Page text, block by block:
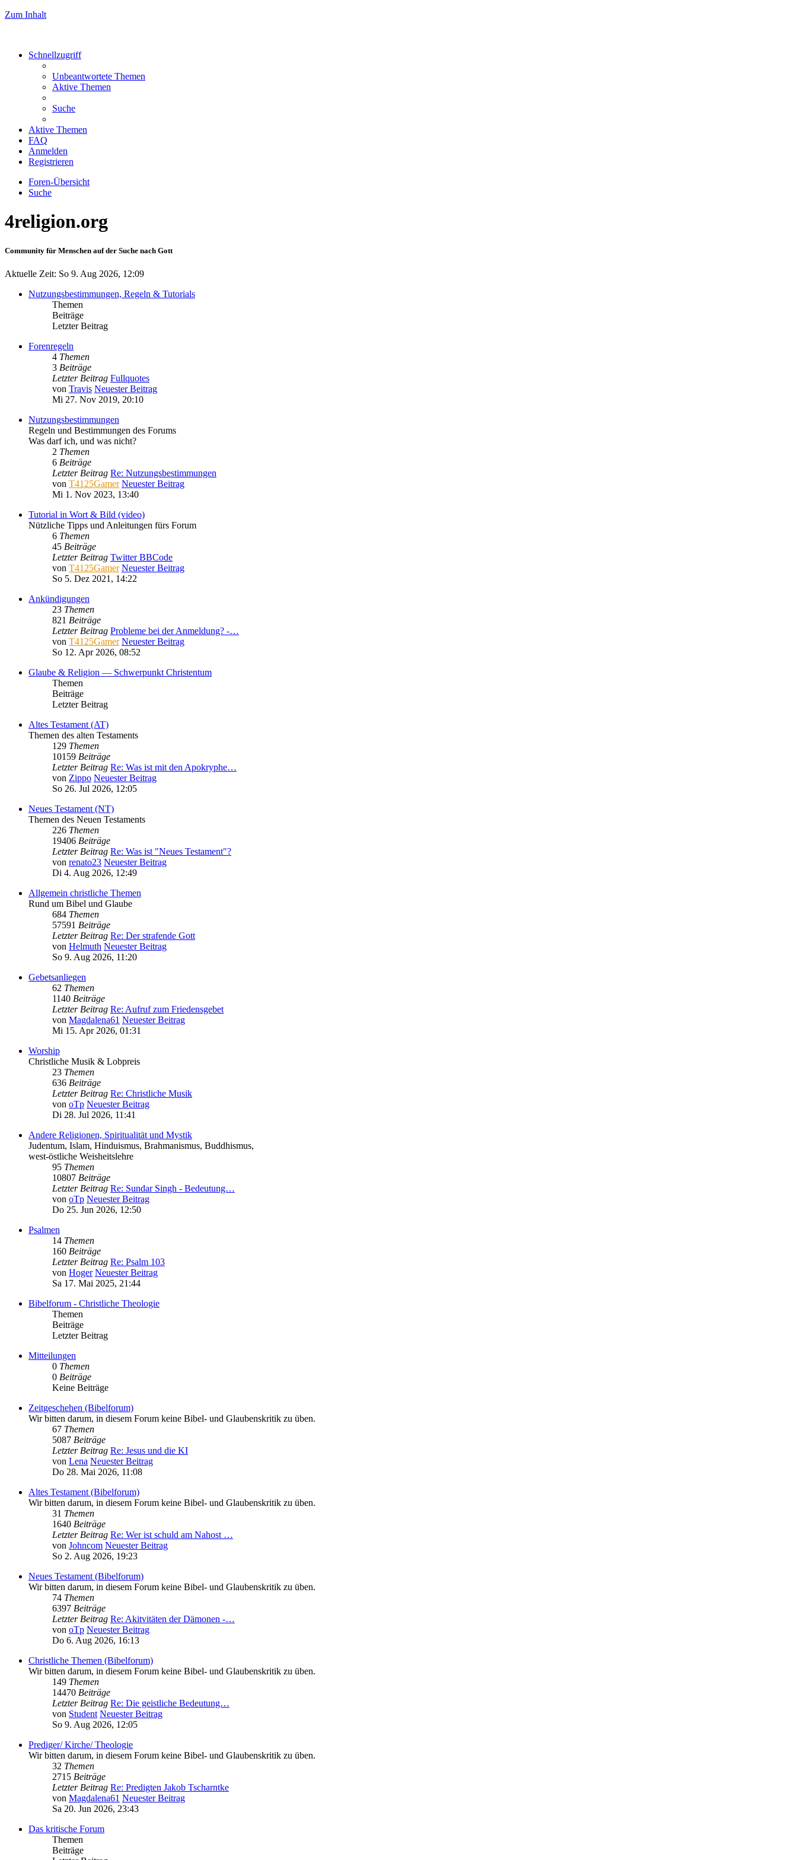
Zum Inhalt
Schnellzugriff
Unbeantwortete Themen
Aktive Themen
Suche
Aktive Themen
FAQ
Anmelden
Registrieren
Foren-Übersicht
Suche
4religion.org
Community für Menschen auf der Suche nach Gott
Aktuelle Zeit: So 9. Aug 2026, 12:09
Nutzungsbestimmungen, Regeln & Tutorials
Themen
Beiträge
Letzter Beitrag
Forenregeln
4 Themen
3 Beiträge
Letzter Beitrag Fullquotes
von Travis Neuester Beitrag
Mi 27. Nov 2019, 20:10
Nutzungsbestimmungen
Regeln und Bestimmungen des Forums
Was darf ich, und was nicht?
2 Themen
6 Beiträge
Letzter Beitrag Re: Nutzungsbestimmungen
von T4125Gamer Neuester Beitrag
Mi 1. Nov 2023, 13:40
Tutorial in Wort & Bild (video)
Nützliche Tipps und Anleitungen fürs Forum
6 Themen
45 Beiträge
Letzter Beitrag Twitter BBCode
von T4125Gamer Neuester Beitrag
So 5. Dez 2021, 14:22
Ankündigungen
23 Themen
821 Beiträge
Letzter Beitrag Probleme bei der Anmeldung? -…
von T4125Gamer Neuester Beitrag
So 12. Apr 2026, 08:52
Glaube & Religion — Schwerpunkt Christentum
Themen
Beiträge
Letzter Beitrag
Altes Testament (AT)
Themen des alten Testaments
129 Themen
10159 Beiträge
Letzter Beitrag Re: Was ist mit den Apokryphe…
von Zippo Neuester Beitrag
So 26. Jul 2026, 12:05
Neues Testament (NT)
Themen des Neuen Testaments
226 Themen
19406 Beiträge
Letzter Beitrag Re: Was ist "Neues Testament"?
von renato23 Neuester Beitrag
Di 4. Aug 2026, 12:49
Allgemein christliche Themen
Rund um Bibel und Glaube
684 Themen
57591 Beiträge
Letzter Beitrag Re: Der strafende Gott
von Helmuth Neuester Beitrag
So 9. Aug 2026, 11:20
Gebetsanliegen
62 Themen
1140 Beiträge
Letzter Beitrag Re: Aufruf zum Friedensgebet
von Magdalena61 Neuester Beitrag
Mi 15. Apr 2026, 01:31
Worship
Christliche Musik & Lobpreis
23 Themen
636 Beiträge
Letzter Beitrag Re: Christliche Musik
von oTp Neuester Beitrag
Di 28. Jul 2026, 11:41
Andere Religionen, Spiritualität und Mystik
Judentum, Islam, Hinduismus, Brahmanismus, Buddhismus,
west-östliche Weisheitslehre
95 Themen
10807 Beiträge
Letzter Beitrag Re: Sundar Singh - Bedeutung…
von oTp Neuester Beitrag
Do 25. Jun 2026, 12:50
Psalmen
14 Themen
160 Beiträge
Letzter Beitrag Re: Psalm 103
von Hoger Neuester Beitrag
Sa 17. Mai 2025, 21:44
Bibelforum - Christliche Theologie
Themen
Beiträge
Letzter Beitrag
Mitteilungen
0 Themen
0 Beiträge
Keine Beiträge
Zeitgeschehen (Bibelforum)
Wir bitten darum, in diesem Forum keine Bibel- und Glaubenskritik zu üben.
67 Themen
5087 Beiträge
Letzter Beitrag Re: Jesus und die KI
von Lena Neuester Beitrag
Do 28. Mai 2026, 11:08
Altes Testament (Bibelforum)
Wir bitten darum, in diesem Forum keine Bibel- und Glaubenskritik zu üben.
31 Themen
1640 Beiträge
Letzter Beitrag Re: Wer ist schuld am Nahost …
von Johncom Neuester Beitrag
So 2. Aug 2026, 19:23
Neues Testament (Bibelforum)
Wir bitten darum, in diesem Forum keine Bibel- und Glaubenskritik zu üben.
74 Themen
6397 Beiträge
Letzter Beitrag Re: Akitvitäten der Dämonen -…
von oTp Neuester Beitrag
Do 6. Aug 2026, 16:13
Christliche Themen (Bibelforum)
Wir bitten darum, in diesem Forum keine Bibel- und Glaubenskritik zu üben.
149 Themen
14470 Beiträge
Letzter Beitrag Re: Die geistliche Bedeutung…
von Student Neuester Beitrag
So 9. Aug 2026, 12:05
Prediger/ Kirche/ Theologie
Wir bitten darum, in diesem Forum keine Bibel- und Glaubenskritik zu üben.
32 Themen
2715 Beiträge
Letzter Beitrag Re: Predigten Jakob Tscharntke
von Magdalena61 Neuester Beitrag
Sa 20. Jun 2026, 23:43
Das kritische Forum
Themen
Beiträge